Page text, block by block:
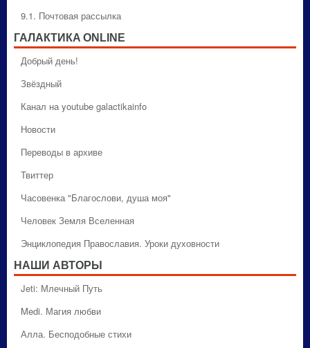
9.1. Почтовая рассылка
ГАЛАКТИКA ONLINE
Добрый день!
Звёздный
Канал на youtube galactikainfo
Новости
Переводы в архиве
Твиттер
Часовенка "Благослови, душа моя"
Человек Земля Вселенная
Энциклопедия Православия. Уроки духовности
НАШИ АВТОРЫ
Jeti: Млечный Путь
Medi. Магия любви
Алла. Бесподобные стихи